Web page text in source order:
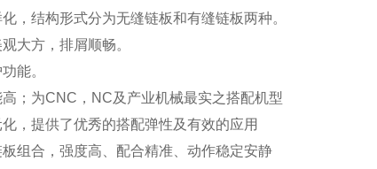
，结构形式分为无缝链板和有缝链板两种。
大方，排屑顺畅。
功能。
；为CNC，NC及产业机械最实之搭配机型
，提供了优秀的搭配弹性及有效的应用
组合，强度高、配合精准、动作稳定安静